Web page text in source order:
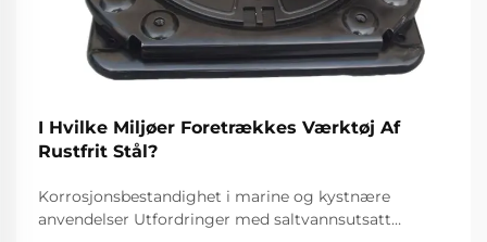
I Hvilke Miljøer Foretrækkes Værktøj Af
Rustfrit Stål?
Korrosjonsbestandighet i marine og kystnære
anvendelser Utfordringer med saltvannsutsatt